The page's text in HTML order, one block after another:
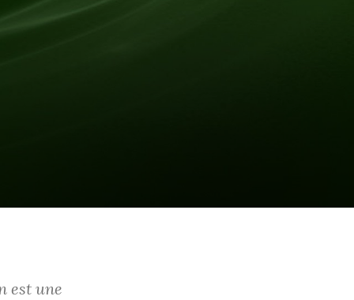
est une